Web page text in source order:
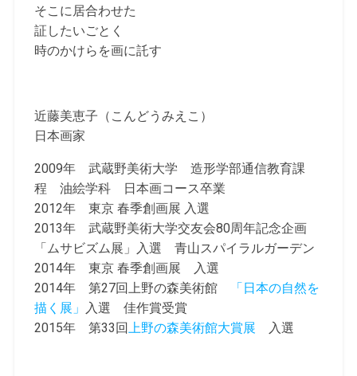
そこに居合わせた
証したいごとく
時のかけらを画に託す
近藤美恵子（こんどうみえこ）
日本画家
2009年 武蔵野美術大学 造形学部通信教育課
程 油絵学科 日本画コース卒業
2012年 東京 春季創画展 入選
2013年 武蔵野美術大学交友会80周年記念企画
「ムサビズム展」入選 青山スパイラルガーデン
2014年 東京 春季創画展 入選
2014年 第27回上野の森美術館
「日本の自然を
描く展」 入選 佳作賞受賞
2015年 第33回上野の森美術館大賞展 入選